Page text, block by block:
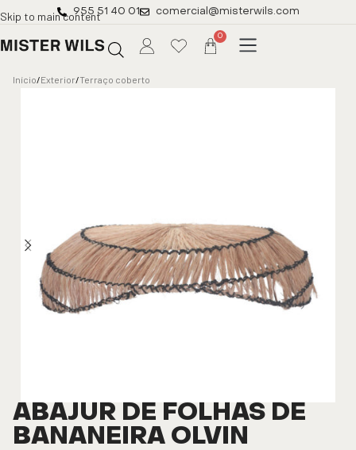
Skip to main content955 51 40 01 comercial@misterwils.com
0
Início/Exterior/Terraço coberto
ABAJUR DE FOLHAS DE
BANANEIRA OLVIN